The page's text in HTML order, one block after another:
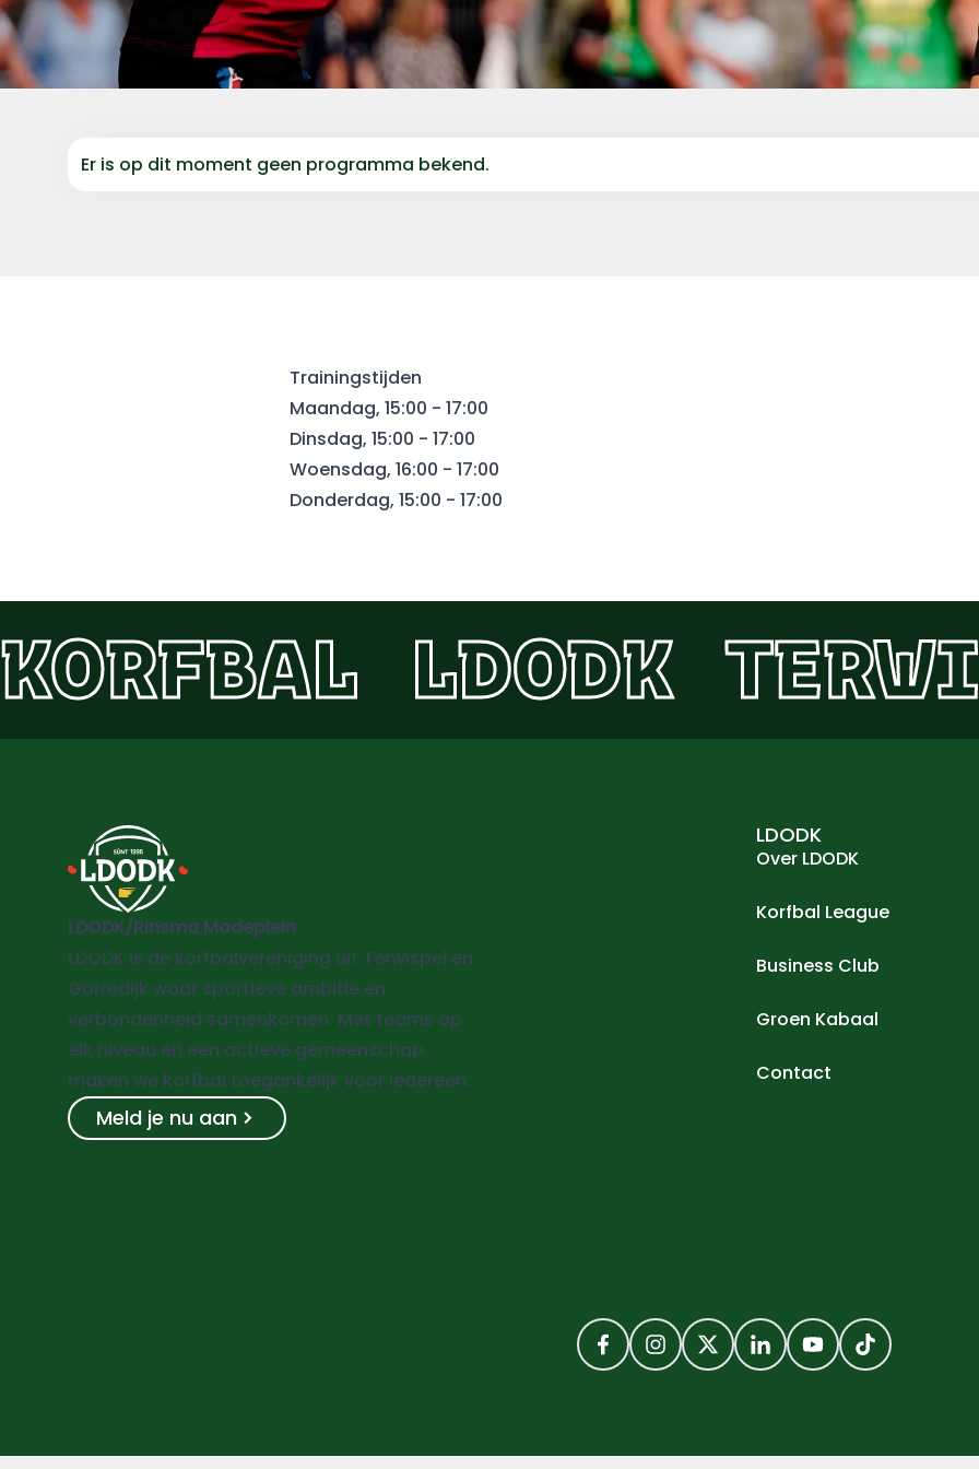
PROGRAMMAUITSLAGEN
Er is op dit moment geen programma bekend.
Trainingstijden
Maandag, 15:00 - 17:00
Dinsdag, 15:00 - 17:00
Woensdag, 16:00 - 17:00
Donderdag, 15:00 - 17:00
KORFBAL LDODK
LDODK/Rinsma Modeplein
LDODK is de korfbalvereniging uit Terwispel en
Gorredijk waar sportieve ambitie en
verbondenheid samenkomen. Met teams op
elk niveau en een actieve gemeenschap
maken we korfbal toegankelijk voor iedereen.
Meld je nu aan
LDODK
Over LDODK
Korfbal League
Business Club
Groen Kabaal
Contact
FacebookInstagram
TwitterLinkedInYouTubeTikTok